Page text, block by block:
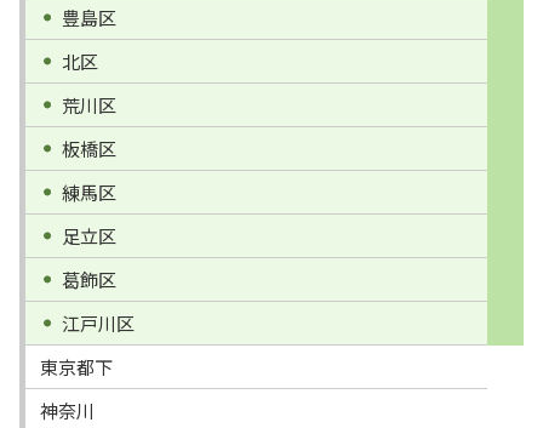
豊島区
北区
荒川区
板橋区
練馬区
足立区
葛飾区
江戸川区
東京都下
神奈川